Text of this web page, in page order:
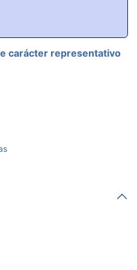
carácter representativo